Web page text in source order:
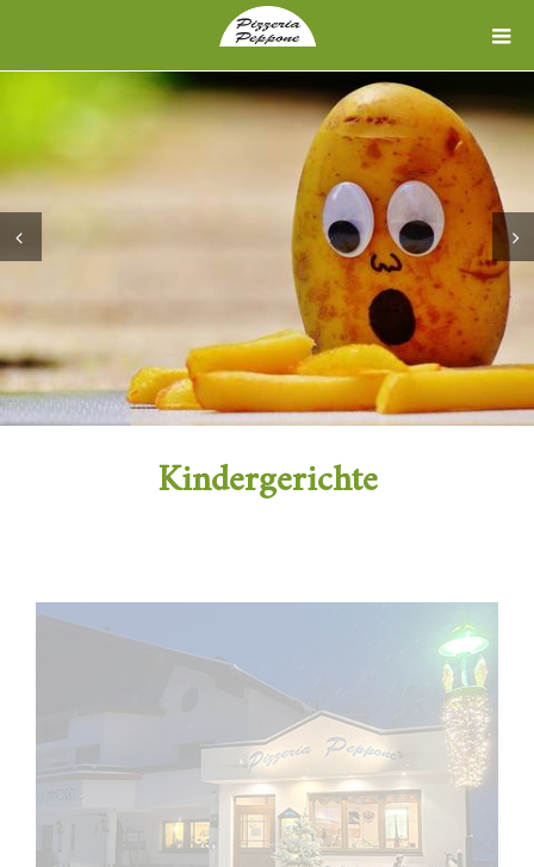
Prev Next
Kindergerichte